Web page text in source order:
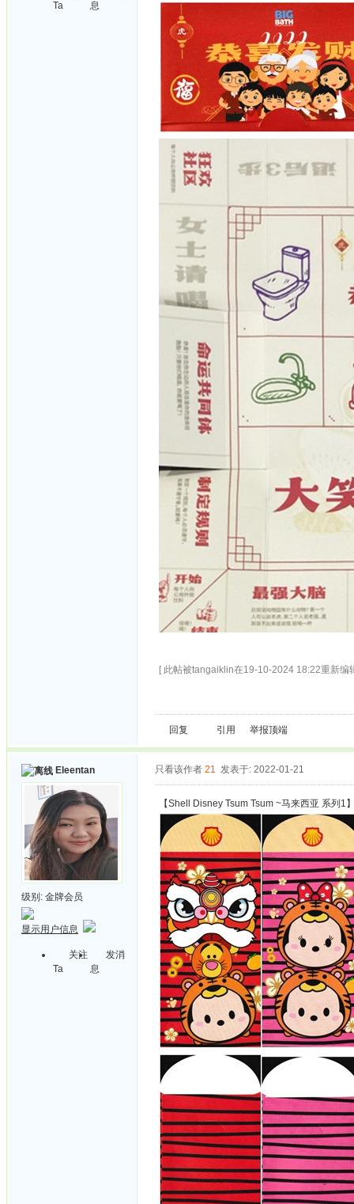
Ta
息
[ 此帖被tangaiklin在19-10-2024 18:22重新编
回复 引用 举报顶端
Eleentan
级别: 金牌会员
显示用户信息
关注
Ta
发消
息
只看该作者 21 发表于: 2022-01-21
【Shell Disney Tsum Tsum ~马来西亚 系列1